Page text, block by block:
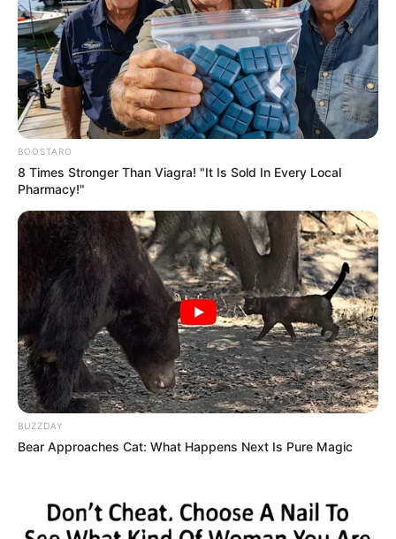
O Piso Nacional deve ser pago de forma integral. É o valor mínimo
a ser pago. Na verdade, o valor de R$ 1.750,00 é relacionado a um
ACS ou ACE em início de carreira. No caso dos agentes que já
conta com tempo de atividade, esse valor deverá ser majorado
com o Plano de Cargos, Salários e vencimentos.
paradoxos que acabaram por atrapalhar as articulações no
Congresso Nacional, finalmente é possível respirar fundo com a
BOOSTARO
8 Times Stronger Than Viagra! "It Is Sold In Every Local
Pharmacy!"
BUZZDAY
Bear Approaches Cat: What Happens Next Is Pure Magic